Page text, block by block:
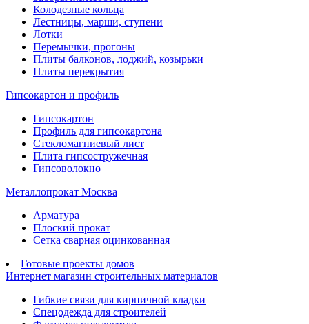
Колодезные кольца
Лестницы, марши, ступени
Лотки
Перемычки, прогоны
Плиты балконов, лоджий, козырьки
Плиты перекрытия
Гипсокартон и профиль
Гипсокартон
Профиль для гипсокартона
Стекломагниевый лист
Плита гипсостружечная
Гипсоволокно
Металлопрокат Москва
Арматура
Плоский прокат
Сетка сварная оцинкованная
Готовые проекты домов
Интернет магазин строительных материалов
Гибкие связи для кирпичной кладки
Спецодежда для строителей